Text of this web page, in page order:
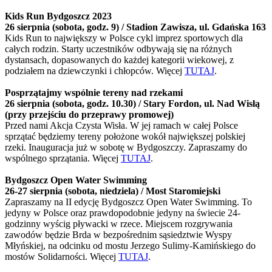
Kids Run Bydgoszcz 2023
26 sierpnia (sobota, godz. 9) / Stadion Zawisza, ul. Gdańska 163
Kids Run to największy w Polsce cykl imprez sportowych dla
całych rodzin. Starty uczestników odbywają się na różnych
dystansach, dopasowanych do każdej kategorii wiekowej, z
podziałem na dziewczynki i chłopców. Więcej TUTAJ.
Posprzątajmy wspólnie tereny nad rzekami
26 sierpnia (sobota, godz. 10.30) / Stary Fordon, ul. Nad Wisłą
(przy przejściu do przeprawy promowej)
Przed nami Akcja Czysta Wisła. W jej ramach w całej Polsce
sprzątać będziemy tereny położone wokół największej polskiej
rzeki. Inauguracja już w sobotę w Bydgoszczy. Zapraszamy do
wspólnego sprzątania. Więcej TUTAJ.
Bydgoszcz Open Water Swimming
26-27 sierpnia (sobota, niedziela) / Most Staromiejski
Zapraszamy na II edycję Bydgoszcz Open Water Swimming. To
jedyny w Polsce oraz prawdopodobnie jedyny na świecie 24-
godzinny wyścig pływacki w rzece. Miejscem rozgrywania
zawodów będzie Brda w bezpośrednim sąsiedztwie Wyspy
Młyńskiej, na odcinku od mostu Jerzego Sulimy-Kamińskiego do
mostów Solidarności. Więcej TUTAJ.